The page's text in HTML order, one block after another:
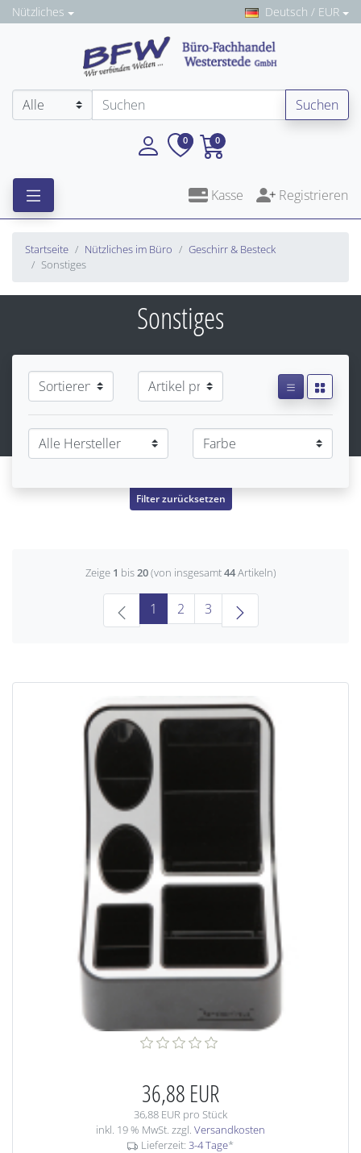
Nützliches Deutsch / EUR
Suchen
0 0
Kasse Registrieren
Startseite Nützliches im Büro
Geschirr & Besteck
Sonstiges
Sonstiges
Filter zurücksetzen
Zeige 1 bis20(von insgesamt44Artikeln)
1 (current)
2 3
36,88 EUR
36,88 EUR pro Stück
inkl. 19 % MwSt. zzgl. Versandkosten
Lieferzeit: 3-4 Tage*